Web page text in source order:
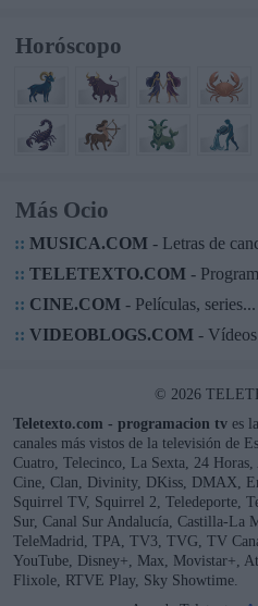
Horóscopo
Más Ocio
:: MUSICA.COM- Letras de
:: TELETEXTO.COM-
:: CINE.COM- Películas, series...
:: VIDEOBLOGS.COM- Vídeos
© 2026
Teletexto.com - programacion tv es
canales más vistos de la televisión de
Cuatro, Telecinco, La Sexta, 24
Cine, Clan, Divinity, DKiss, DMAX,
Squirrel TV, Squirrel 2, Teledeporte,
Sur, Canal Sur Andalucía, Castilla-La
TeleMadrid, TPA, TV3, TVG, TV
YouTube, Disney+, Max, Movistar+,
Flixole, RTVE Play, Sky Showtime.